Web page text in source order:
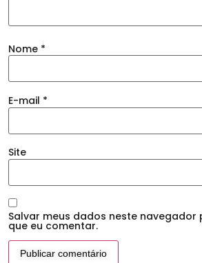
Nome *
E-mail *
Site
Salvar meus dados neste navegador
que eu comentar.